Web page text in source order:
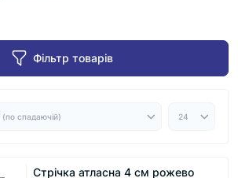
Фільтр товарів
Стрічка атласна 4 см рожево